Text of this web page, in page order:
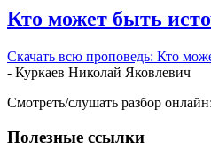
Кто может быть
Скачать вcю проповедь: Кто
- Куркаев Николай Яковлевич
Смотреть/слушать разбор онлайн:
Полезные ссылки